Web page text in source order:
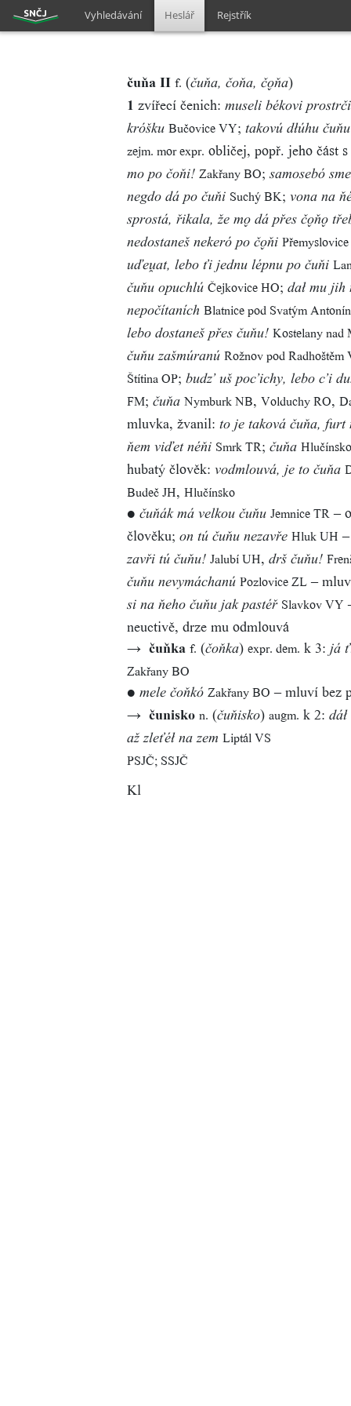
Vyhledávání Heslář Rejstřík
čuňa II f. (čuňa, čoňa, čňa)
1 zvířecí čenich: museli békovi
króšku Bučovice VY; takovú dłúhu
zejm. mor expr. obličej, popř. jeho část
mo po čoňi! Zakřany BO; samosebó
negdo dá po čuňi Suchý BK; vona na
sprostá, řikala, že m dá přes čň
nedostaneš nekeró po čňi
uďeat, lebo ťi jednu lépnu po čuňi
čuňu opuchlú Čejkovice HO; dał mu jih
nepočítaních Blatnice pod Svatým
lebo dostaneš přes čuňu! Kostelany nad
čuňu zašmúranú Rožnov pod Radhoštěm
Štítina OP; budz’ uš poc’ichy, lebo c’i
FM; čuňa Nymburk NB, Volduchy RO,
mluvka, žvanil: to je taková čuňa, furt
ňem viďet néňi Smrk TR; čuňa Hlučínsko
hubatý člověk: vodmlouvá, je to čuňa
Budeč JH, Hlučínsko
● čuňák má velkou čuňu Jemnice TR –
člověku; on tú čuňu nezavře Hluk UH
zavři tú čuňu! Jalubí UH, drš čuňu!
čuňu nevymáchanú Pozlovice ZL –
si na ňeho čuňu jak pastéř Slavkov VY
neuctivě, drze mu odmlouvá
→ čuňka f. (čoňka) expr. dem. k 3: já
Zakřany BO
● mele čoňkó Zakřany BO – mluví bez
→ čunisko n. (čuňisko) augm. k 2:
až zleťéł na zem Liptál VS
PSJČ; SSJČ
Kl